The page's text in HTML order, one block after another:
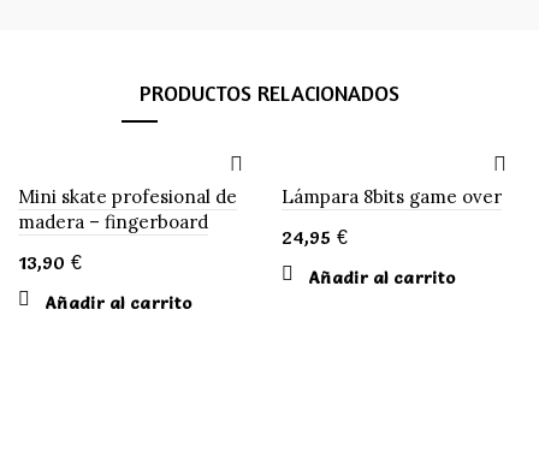
PRODUCTOS RELACIONADOS
Mini skate profesional de
madera – fingerboard
13,90 €
Añadir al carrito
Lámpara 8bits game over
24,95 €
Añadir al carrito